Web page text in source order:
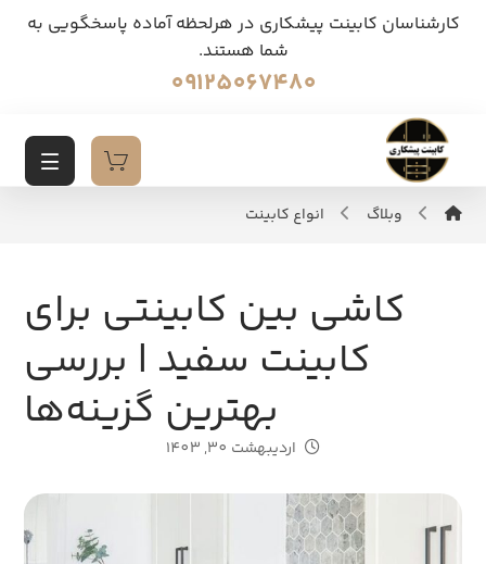
کارشناسان کابینت پیشکاری در هرلحظه آماده پاسخگویی به
شما هستند.
09125067480
وبلاگ انواع کابینت
کاشی بین کابینتی برای
کابینت سفید | بررسی
بهترین گزینه‌ها
اردیبهشت 30, 1403